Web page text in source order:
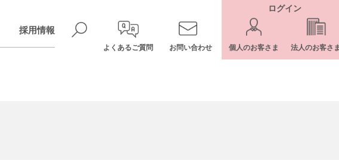
採用情報
よくあるご質問 お問い合わせ
ログイン
個人のお客さま 法人のお客さ